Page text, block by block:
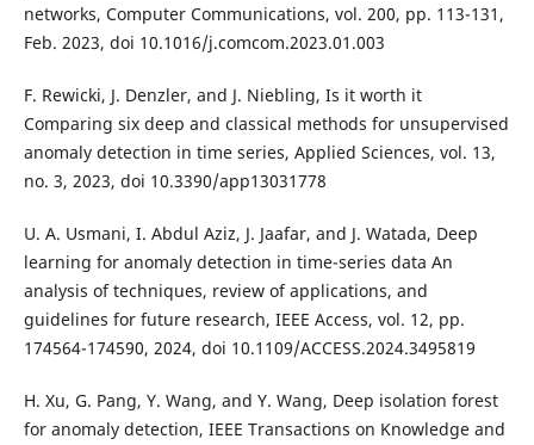
networks, Computer Communications, vol. 200, pp. 113-131,
Feb. 2023, doi 10.1016/j.comcom.2023.01.003
F. Rewicki, J. Denzler, and J. Niebling, Is it worth it
Comparing six deep and classical methods for unsupervised
anomaly detection in time series, Applied Sciences, vol. 13,
no. 3, 2023, doi 10.3390/app13031778
U. A. Usmani, I. Abdul Aziz, J. Jaafar, and J. Watada, Deep
learning for anomaly detection in time-series data An
analysis of techniques, review of applications, and
guidelines for future research, IEEE Access, vol. 12, pp.
174564-174590, 2024, doi 10.1109/ACCESS.2024.3495819
H. Xu, G. Pang, Y. Wang, and Y. Wang, Deep isolation forest
for anomaly detection, IEEE Transactions on Knowledge and